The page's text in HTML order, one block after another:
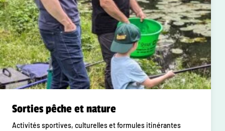
Sorties pêche et nature
Activités sportives, culturelles et formules itinérantes